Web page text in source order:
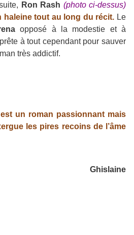
Ron Rash (photo ci-dessus)
haleine tout au long du récit. Le
opposé à la modestie et à
prête à tout cependant pour sauver
très addictif.
est un roman passionnant mais
les pires recoins de l’âme
Ghislaine